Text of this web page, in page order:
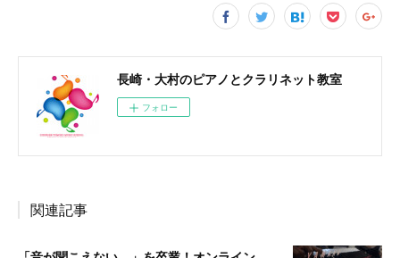
長崎・大村のピアノとクラリネット教室
フォロー
関連記事